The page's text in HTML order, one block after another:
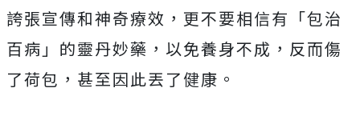
誇張宣傳和神奇療效，更不要相信有「包治
百病」的靈丹妙藥，以免養身不成，反而傷
了荷包，甚至因此丟了健康。